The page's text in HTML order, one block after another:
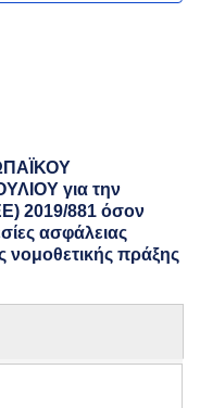
για την
2019/881 όσον
ασφάλειας
πράξης